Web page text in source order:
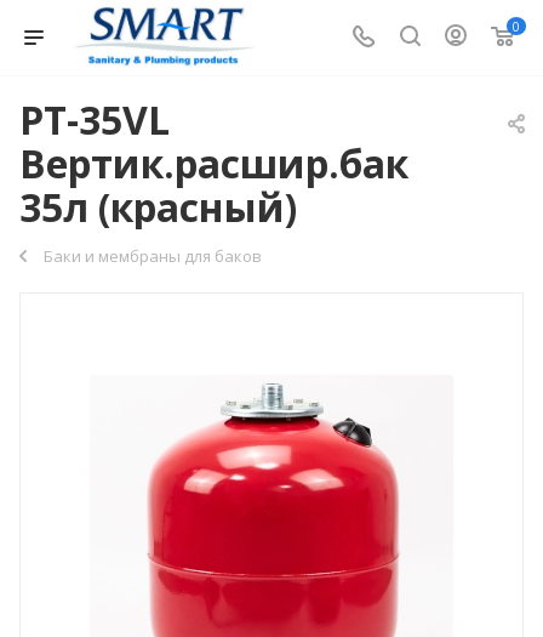
0
PT-35VL
Вертик.расшир.бак
35л (красный)
Баки и мембраны для баков